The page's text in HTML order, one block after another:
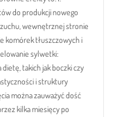
do produkcji nowego
wewnętrznej stronie
komórek tłuszczowych i
sylwetki:
takich jak boczki czy
i struktury
można zauważyć dość
kilka miesięcy po